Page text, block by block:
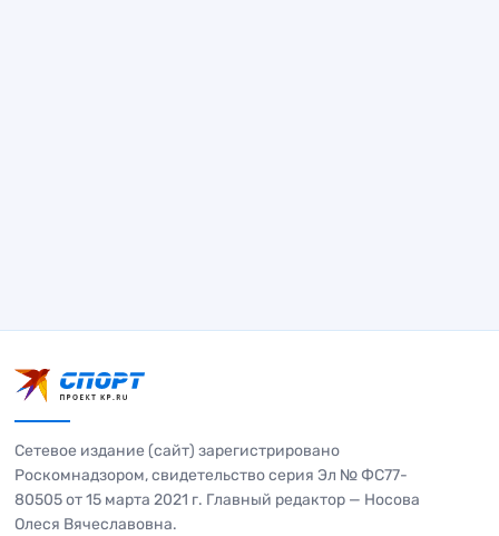
Сетевое издание (сайт) зарегистрировано
Роскомнадзором, свидетельство серия Эл № ФС77-
80505 от 15 марта 2021 г. Главный редактор — Носова
Олеся Вячеславовна.